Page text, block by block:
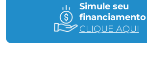
Simule seu
financiamento
CLIQUE AQUI